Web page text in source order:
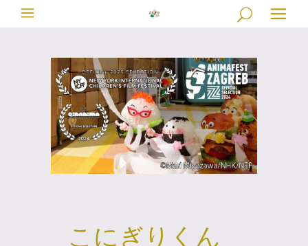
こにぎりくん